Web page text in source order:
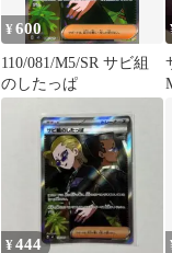
¥600
110/081/M5/SR サビ組
のしたっぱ
¥444